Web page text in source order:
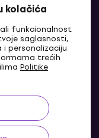
kolačića
funkcionalnost
saglasnosti,
personalizaciju
trećih
Politike